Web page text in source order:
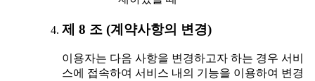
제 8 조 (계약사항의 변경)
이용자는 다음 사항을 변경하고자 하는 경우 서비
스에 접속하여 서비스 내의 기능을 이용하여 변경